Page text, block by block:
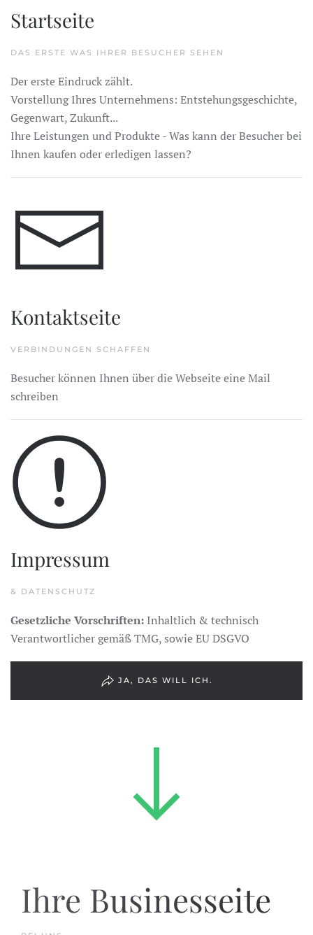
Startseite
DAS ERSTE WAS IHRER BESUCHER SEHEN
Der erste Eindruck zählt.
Vorstellung Ihres Unternehmens: Entstehungsgeschichte,
Gegenwart, Zukunft...
Ihre Leistungen und Produkte - Was kann der Besucher bei
Ihnen kaufen oder erledigen lassen?
Kontaktseite
VERBINDUNGEN SCHAFFEN
Besucher können Ihnen über die Webseite eine Mail
schreiben
Impressum
& DATENSCHUTZ
Gesetzliche Vorschriften: Inhaltlich & technisch
Verantwortlicher gemäß TMG, sowie EU DSGVO
JA, DAS WILL ICH.
Ihre Businesseite